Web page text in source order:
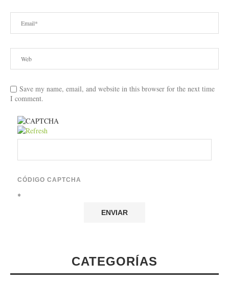
Save my name, email, and website in this browser for the next time
I comment.
CÓDIGO CAPTCHA
*
CATEGORÍAS